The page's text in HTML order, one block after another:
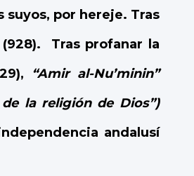
suyos, por hereje. Tras
.
Tras profanar la
“Amir al-Nu’minin”
la religión de Dios”)
andalusí